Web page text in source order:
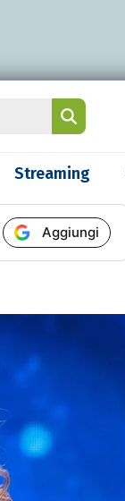
Streaming
Aggiungi